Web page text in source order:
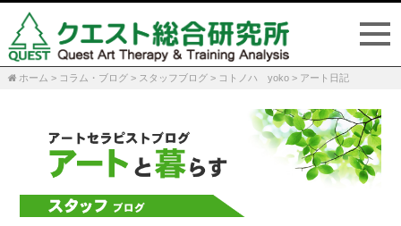
ホーム > コラム・ブログ> スタッフブログ> コトノハ yoko> アート日記